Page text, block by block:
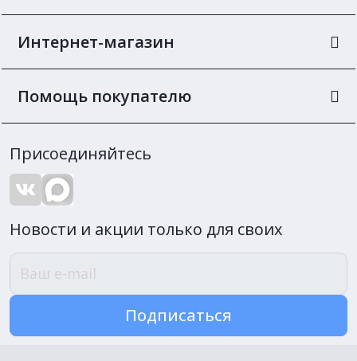
Интернет-магазин
Помощь покупателю
Присоединяйтесь
Новости и акции только для своих
Подписаться